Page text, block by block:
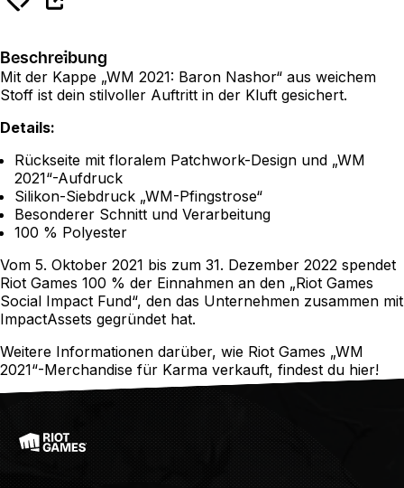
Beschreibung
Mit der Kappe „WM 2021: Baron Nashor“ aus weichem
Stoff ist dein stilvoller Auftritt in der Kluft gesichert.
Details:
Rückseite mit floralem Patchwork-Design und „WM
2021“-Aufdruck
Silikon-Siebdruck „WM-Pfingstrose“
Besonderer Schnitt und Verarbeitung
100 % Polyester
Vom 5. Oktober 2021 bis zum 31. Dezember 2022 spendet
Riot Games 100 % der Einnahmen an den „Riot Games
Social Impact Fund“, den das Unternehmen zusammen mit
ImpactAssets gegründet hat.
Weitere Informationen darüber, wie Riot Games „WM
2021“-Merchandise für Karma verkauft, findest du hier!